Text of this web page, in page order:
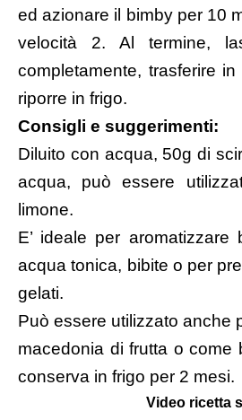
ed azionare il bimby per 10
velocità 2. Al termine,
completamente, trasferire
riporre in frigo.
Consigli e suggerimenti:
Diluito con acqua, 50g di
acqua, può essere
limone.
E’ ideale per aromatizzare
acqua tonica, bibite o per
gelati.
Può essere utilizzato anche
macedonia di frutta o come
conserva in frigo per 2 mesi.
Video ricetta